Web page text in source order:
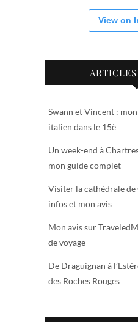
View on
Swann et Vincent :
italien dans le 15è
Un week-end à
mon guide complet
Visiter la cathédrale
infos et mon avis
Mon avis sur
de voyage
De Draguignan à
des Roches Rouges